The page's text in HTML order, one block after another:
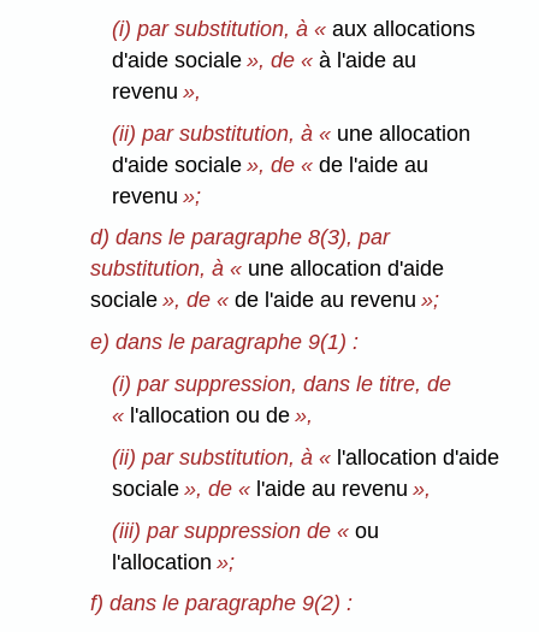
(i) par substitution, à « aux allocations
d'aide sociale», de « à l'aide au
revenu »,
(ii) par substitution, à « une allocation
d'aide sociale», de « de l'aide au
revenu »;
d) dans le paragraphe 8(3), par
substitution, à « une allocation d'aide
sociale », de «de l'aide au revenu »;
e) dans le paragraphe 9(1) :
(i) par suppression, dans le titre, de
« l'allocation ou de»,
(ii) par substitution, à « l'allocation d'aide
sociale», de « l'aide au revenu »,
(iii) par suppression de « ou
l'allocation »;
f) dans le paragraphe 9(2) :